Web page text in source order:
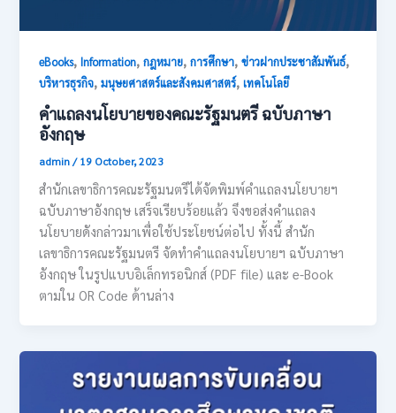
eBooks,Information,กฎหมาย,การศึกษา,ข่าวฝากประชาสัมพันธ์,
บริหารธุรกิจ,มนุษยศาสตร์และสังคมศาสตร์,เทคโนโลยี
คำแถลงนโยบายของคณะรัฐมนตรี ฉบับภาษา
อังกฤษ
admin/19 October, 2023
สำนักเลขาธิการคณะรัฐมนตรีได้จัดพิมพ์คำแถลงนโยบายฯ
ฉบับภาษาอังกฤษ เสร็จเรียบร้อยแล้ว จึงขอส่งคำแถลง
นโยบายดังกล่าวมาเพื่อใช้ประโยชน์ต่อไป ทั้งนี้ สำนัก
เลขาธิการคณะรัฐมนตรี จัดทำคำแถลงนโยบายฯ ฉบับภาษา
อังกฤษ ในรูปแบบอิเล็กทรอนิกส์ (PDF file) และ e-Book
ตามใน OR Code ด้านล่าง